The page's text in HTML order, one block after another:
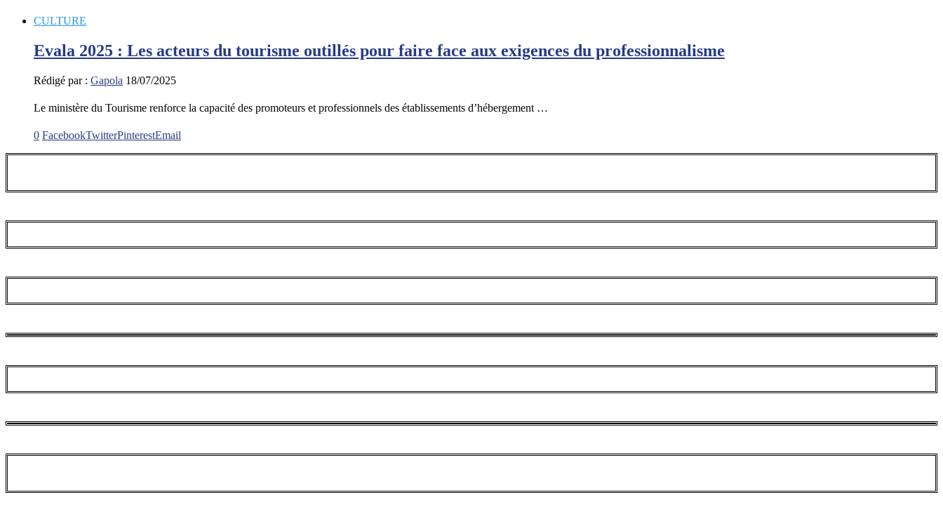
CULTURE
Evala 2025 : Les acteurs du tourisme outillés pour faire face aux exigences du professionnalisme
Rédigé par : Gapola 18/07/2025
Le ministère du Tourisme renforce la capacité des promoteurs et professionnels des établissements d’hébergement …
0 FacebookTwitterPinterestEmail